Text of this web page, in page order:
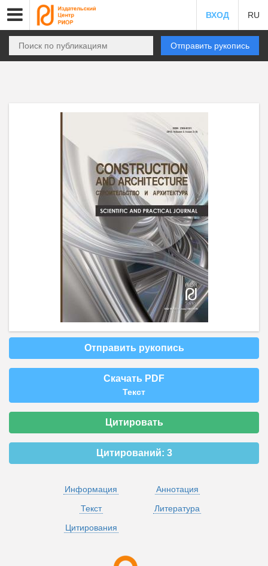
ВХОД RU
Отправить рукопись
Отправить рукопись
Скачать PDF
Текст
Цитировать
Цитирований: 3
Информация
Аннотация
Текст
Литература
Цитирования